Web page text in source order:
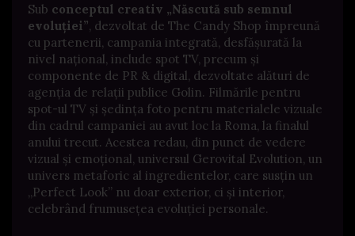
Sub conceptul creativ „Născută sub semnul
evoluției”, dezvoltat de The Candy Shop împreună
cu partenerii, campania integrată, desfășurată la
nivel național, include spot TV, precum și
componente de PR & digital, dezvoltate alături de
agenția de relații publice Golin. Filmările pentru
spot-ul TV și ședința foto pentru materialele vizuale
din cadrul campaniei au avut loc la Roma, la finalul
anului trecut. Acestea redau, din punct de vedere
vizual și emoțional, universul Gerovital Evolution, un
univers metaforic al ingredientelor, care susțin un
„Perfect Look” nu doar exterior, ci și interior,
celebrând frumusețea evoluției personale.